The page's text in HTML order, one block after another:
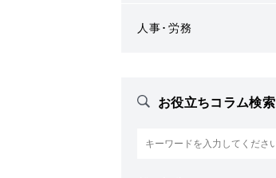
人事･労務
お役立ちコラム検索